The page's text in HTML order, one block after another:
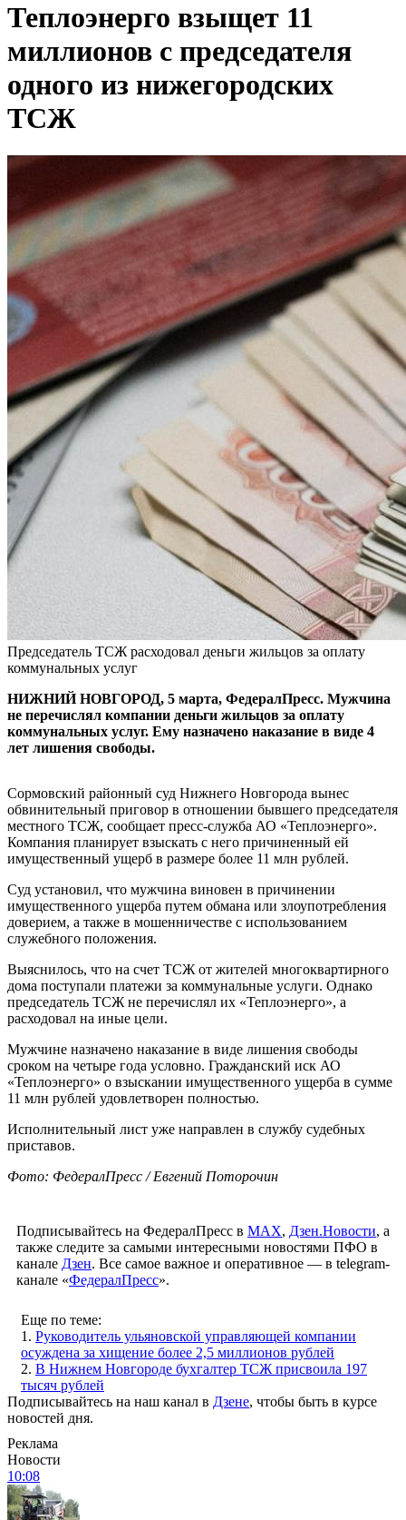
Теплоэнерго взыщет 11
миллионов с председателя
одного из нижегородских
ТСЖ
Председатель ТСЖ расходовал деньги жильцов за оплату
коммунальных услуг
НИЖНИЙ НОВГОРОД, 5 марта, ФедералПресс. Мужчина
не перечислял компании деньги жильцов за оплату
коммунальных услуг. Ему назначено наказание в виде 4
лет лишения свободы.
Сормовский районный суд Нижнего Новгорода вынес
обвинительный приговор в отношении бывшего председателя
местного ТСЖ, сообщает пресс-служба АО «Теплоэнерго».
Компания планирует взыскать с него причиненный ей
имущественный ущерб в размере более 11 млн рублей.
Суд установил, что мужчина виновен в причинении
имущественного ущерба путем обмана или злоупотребления
доверием, а также в мошенничестве с использованием
служебного положения.
Выяснилось, что на счет ТСЖ от жителей многоквартирного
дома поступали платежи за коммунальные услуги. Однако
председатель ТСЖ не перечислял их «Теплоэнерго», а
расходовал на иные цели.
Мужчине назначено наказание в виде лишения свободы
сроком на четыре года условно. Гражданский иск АО
«Теплоэнерго» о взыскании имущественного ущерба в сумме
11 млн рублей удовлетворен полностью.
Исполнительный лист уже направлен в службу судебных
приставов.
Фото: ФедералПресс / Евгений Поторочин
Подписывайтесь на ФедералПресс в МАХ, Дзен.Новости, а
также следите за самыми интересными новостями ПФО в
канале Дзен. Все самое важное и оперативное — в telegram-
канале «ФедералПресс».
Еще по теме:
1. Руководитель ульяновской управляющей компании
осуждена за хищение более 2,5 миллионов рублей
2. В Нижнем Новгороде бухгалтер ТСЖ присвоила 197
тысяч рублей
Подписывайтесь на наш канал в Дзене, чтобы быть в курсе
новостей дня.
Реклама
Новости
10:08